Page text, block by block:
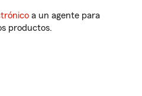
a un agente para
productos.